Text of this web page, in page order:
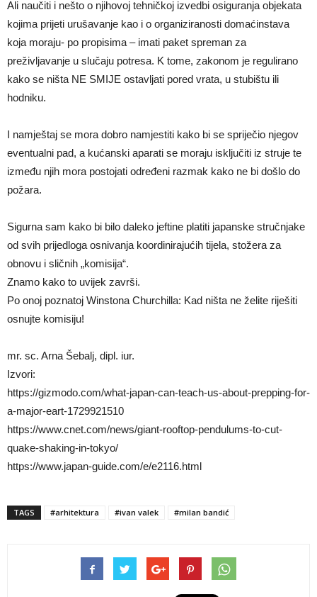
Ali naučiti i nešto o njihovoj tehničkoj izvedbi osiguranja objekata
kojima prijeti urušavanje kao i o organiziranosti domaćinstava
koja moraju- po propisima – imati paket spreman za
preživljavanje u slučaju potresa. K tome, zakonom je regulirano
kako se ništa NE SMIJE ostavljati pored vrata, u stubištu ili
hodniku.
I namještaj se mora dobro namjestiti kako bi se spriječio njegov
eventualni pad, a kućanski aparati se moraju isključiti iz struje te
između njih mora postojati određeni razmak kako ne bi došlo do
požara.
Sigurna sam kako bi bilo daleko jeftine platiti japanske stručnjake
od svih prijedloga osnivanja koordinirajućih tijela, stožera za
obnovu i sličnih „komisija“.
Znamo kako to uvijek završi.
Po onoj poznatoj Winstona Churchilla: Kad ništa ne želite riješiti
osnujte komisiju!
mr. sc. Arna Šebalj, dipl. iur.
Izvori:
https://gizmodo.com/what-japan-can-teach-us-about-prepping-for-
a-major-eart-1729921510
https://www.cnet.com/news/giant-rooftop-pendulums-to-cut-
quake-shaking-in-tokyo/
https://www.japan-guide.com/e/e2116.html
TAGS #arhitektura #ivan valek #milan bandić